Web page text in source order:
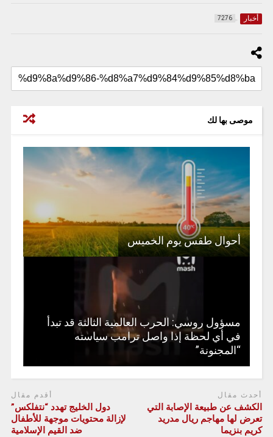
أخبار 7276
موصى بها لك
أحوال طقس يوم الخميس
مسؤول روسي: الحرب العالمية الثالثة قد تبدأ
في أي لحظة إذا واصل ترامب سياسته
“المجنونة”
أحدث مقال
الكشف عن طبيعة الإصابة التي
تعرض لها مهاجم ريال مدريد
كريم بنزيما
أقدم مقال
دول الخليج تهدد “نتفلكس”
لإزالة محتويات موجهة للأطفال
ضد القيم الإسلامية